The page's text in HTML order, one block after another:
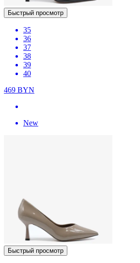
Быстрый просмотр
35
36
37
38
39
40
469 BYN
New
Быстрый просмотр